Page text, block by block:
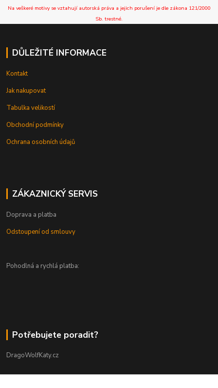
Na veškeré motivy se vztahují autorská práva a jejich porušení je dle zákona 121/2000
Sb. trestné.
DŮLEŽITÉ INFORMACE
Kontakt
Jak nakupovat
Tabulka velikostí
Obchodní podmínky
Ochrana osobních údajů
ZÁKAZNICKÝ SERVIS
Doprava a platba
Odstoupení od smlouvy
Pohodlná a rychlá platba:
Potřebujete poradit?
DragoWolfKaty.cz